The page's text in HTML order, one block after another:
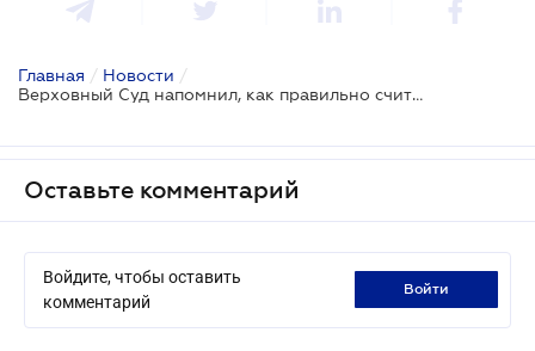
Главная / Новости /
Верховный Суд напомнил, как правильно считать судебный сбор за подачу апелляции
Оставьте комментарий
Войдите, чтобы оставить
комментарий
войти